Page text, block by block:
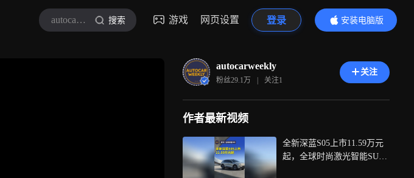
autocarweekly 搜索 游戏 网页设置 登录
安装电脑版
内容更精彩
autocarweekly
粉丝29.1万 | 关注1
关注
作者最新视频
全新深蓝S05上市11.59万元
起，全球时尚激光智能SUV